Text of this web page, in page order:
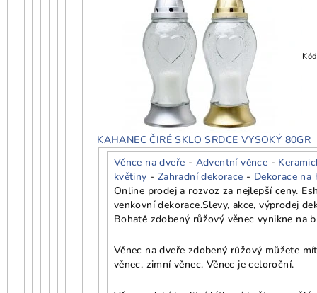
KAHANEC ČIRÉ SKLO SRDCE VYSOKÝ 80GR
Věnce na dveře - Adventní věnce -
květiny - Zahradní dekorace - Dekorace na
Online prodej a rozvoz za nejlepší ceny.
venkovní dekorace.Slevy, akce, výprodej
Bohatě zdobený růžový věnec vynikne na
Věnec na dveře zdobený růžový můžete
věnec, zimní věnec. Věnec je celoroční.